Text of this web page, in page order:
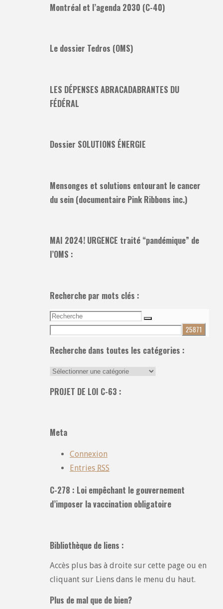
Montréal et l’agenda 2030 (C-40)
Le dossier Tedros (OMS)
LES DÉPENSES ABRACADABRANTES DU
FÉDÉRAL
Dossier SOLUTIONS ÉNERGIE
Mensonges et solutions entourant le cancer
du sein (documentaire Pink Ribbons inc.)
MAI 2024! URGENCE traité “pandémique” de
l’OMS :
Recherche par mots clés :
Recherche
pour:
Recherche
Recherche dans toutes les catégories :
Recherche
toutes
PROJET DE LOI C-63 :
Meta
Connexion
Entries RSS
C-278 : Loi empêchant le gouvernement
d’imposer la vaccination obligatoire
Bibliothèque de liens :
Accès plus bas à droite sur cette page ou en
cliquant sur Liens dans le menu du haut.
Plus de mal que de bien?